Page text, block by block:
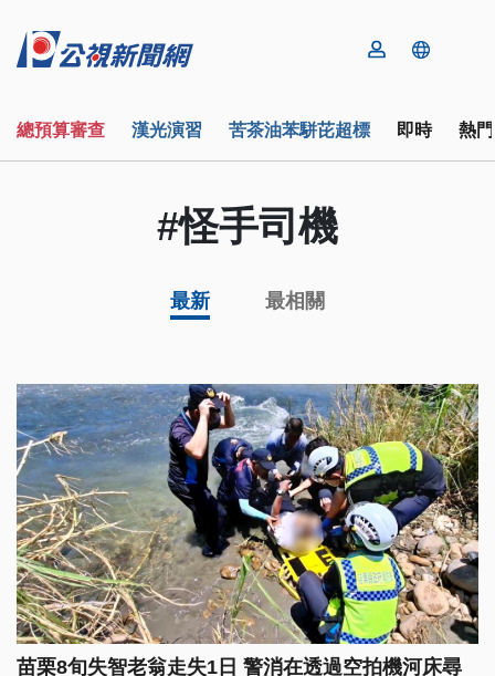
總預算審查 漢光演習 苦茶油苯駢芘超標 即時 熱
#怪手司機
最新 最相關
苗栗8旬失智老翁走失1日 警消在透過空拍機河床尋